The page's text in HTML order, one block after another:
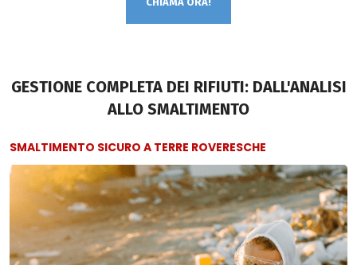
GESTIONE COMPLETA DEI RIFIUTI: DALL'ANALISI
ALLO SMALTIMENTO
SMALTIMENTO SICURO A TERRE ROVERESCHE